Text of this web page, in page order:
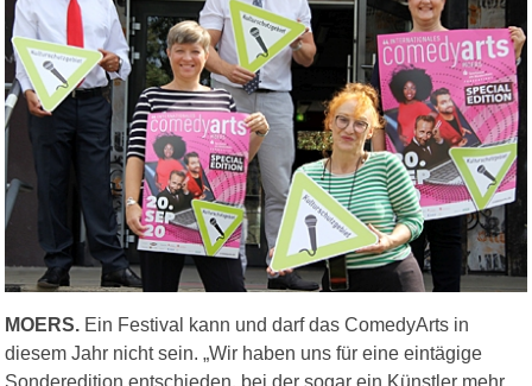
MOERS. Ein Festival kann und darf das ComedyArts in
diesem Jahr nicht sein. „Wir haben uns für eine eintägige